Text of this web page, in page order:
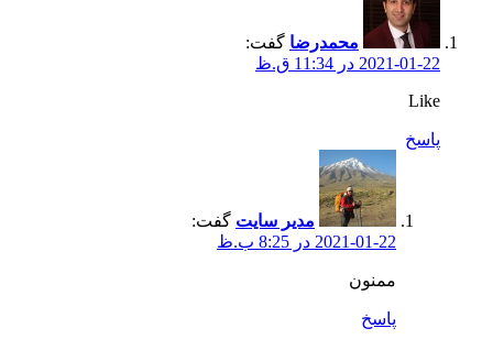
محمدرضا گفت:
2021-01-22 در 11:34 ق.ظ
Like
پاسخ
مدیر سایت گفت:
2021-01-22 در 8:25 ب.ظ
ممنون
پاسخ